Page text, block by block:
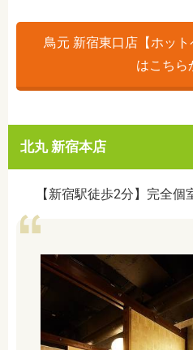
鳥元 新宿東口店【ホット
はこちら
北丸 新宿本店
【新宿駅徒歩2分】完全